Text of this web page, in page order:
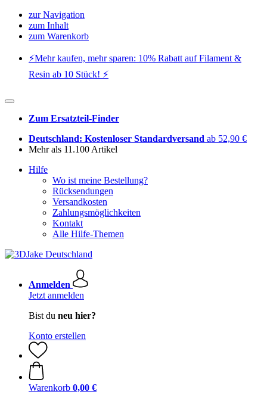
zur Navigation
zum Inhalt
zum Warenkorb
⚡️Mehr kaufen, mehr sparen: 10% Rabatt auf Filament &
Resin ab 10 Stück! ⚡️
Zum Ersatzteil-Finder
Deutschland: Kostenloser Standardversand ab 52,90 €
Mehr als 11.100 Artikel
Hilfe
Wo ist meine Bestellung?
Rücksendungen
Versandkosten
Zahlungsmöglichkeiten
Kontakt
Alle Hilfe-Themen
Anmelden
Jetzt anmelden
Bist du neu hier?
Konto erstellen
Warenkorb 0,00 €